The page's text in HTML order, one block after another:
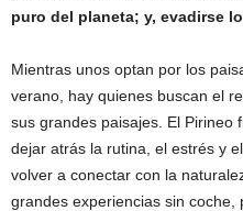
puro del planeta; y, evadirse
Mientras unos optan por los
verano, hay quienes buscan el
sus grandes paisajes. El Pirineo
dejar atrás la rutina, el estrés y
volver a conectar con la
grandes experiencias sin coche,